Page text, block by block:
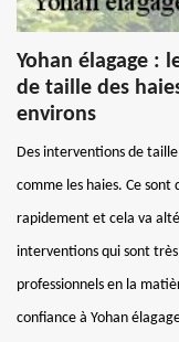
Yohan élagage :
de taille des
environs
Des interventions de
comme les haies. Ce
rapidement et cela va
interventions qui sont
professionnels en la
confiance à Yohan